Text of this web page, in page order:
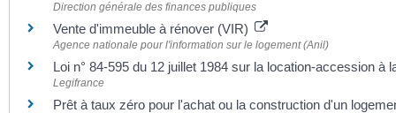
Direction générale des finances publiques
Vente d'immeuble à rénover (VIR)
Agence nationale pour l'information sur le logement (Anil)
Loi n° 84-595 du 12 juillet 1984 sur la location-accession à
Legifrance
Prêt à taux zéro pour l'achat ou la construction d'un